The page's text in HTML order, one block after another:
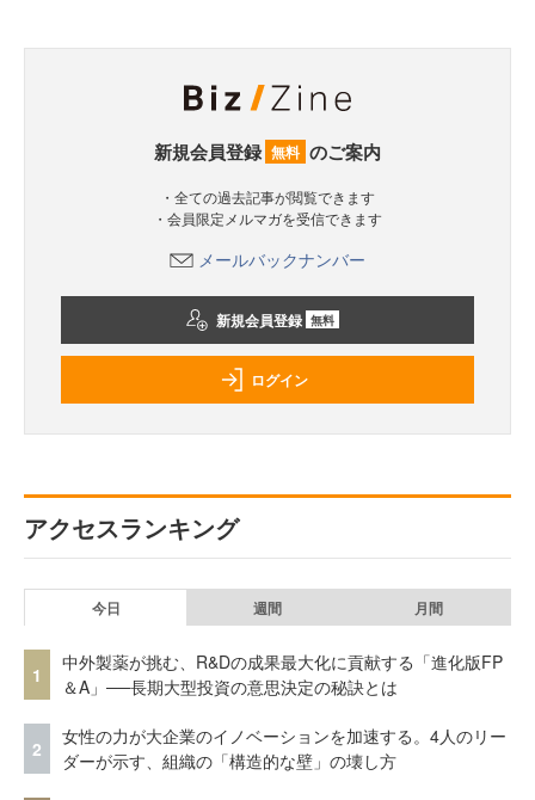
新規会員登録 無料 のご案内
・全ての過去記事が閲覧できます
・会員限定メルマガを受信できます
メールバックナンバー
新規会員登録 無料
ログイン
アクセスランキング
今日 週間 月間
1
中外製薬が挑む、R&Dの成果最大化に貢献する「進化版FP
＆A」──長期大型投資の意思決定の秘訣とは
2
女性の力が大企業のイノベーションを加速する。4人のリー
ダーが示す、組織の「構造的な壁」の壊し方